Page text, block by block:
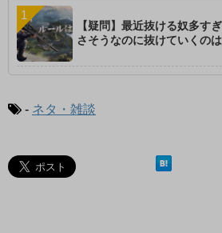
【疑問】最近抜ける奴多す
さそうなのに抜けていくの
- ネタ・雑談